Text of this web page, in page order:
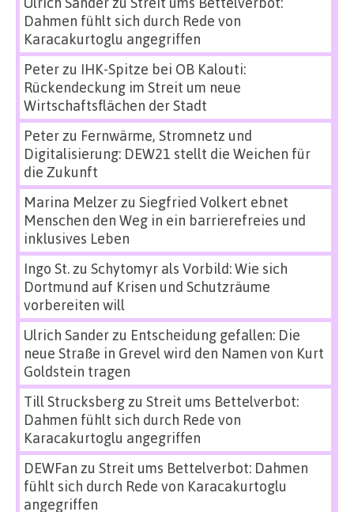
Dahmen fühlt sich durch Rede von
Karacakurtoglu angegriffen
Peterzu IHK-Spitze bei OB Kalouti:
Rückendeckung im Streit um neue
Wirtschaftsflächen der Stadt
Peterzu Fernwärme, Stromnetz und
Digitalisierung: DEW21 stellt die Weichen für
die Zukunft
Marina Melzerzu Siegfried Volkert ebnet
Menschen den Weg in ein barrierefreies und
inklusives Leben
Ingo St.zu Schytomyr als Vorbild: Wie sich
Dortmund auf Krisen und Schutzräume
vorbereiten will
Ulrich Sanderzu Entscheidung gefallen: Die
neue Straße in Grevel wird den Namen von Kurt
Goldstein tragen
Till Strucksbergzu Streit ums Bettelverbot:
Dahmen fühlt sich durch Rede von
Karacakurtoglu angegriffen
DEWFan zu Streit ums Bettelverbot: Dahmen
fühlt sich durch Rede von Karacakurtoglu
angegriffen